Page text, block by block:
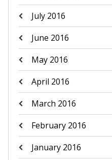
July 2016
June 2016
May 2016
April 2016
March 2016
February 2016
January 2016